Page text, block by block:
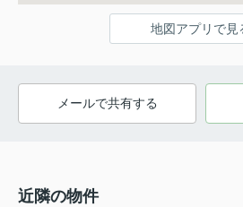
地図アプリで見
メールで共有する
近隣の物件